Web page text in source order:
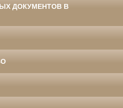
ДОКУМЕНТОВ В